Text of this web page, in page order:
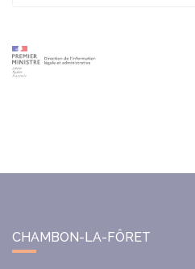
CHAMBON-LA-FÔRET